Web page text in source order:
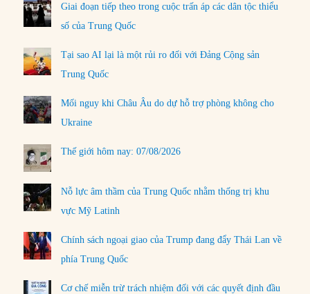
Giai đoạn tiếp theo trong cuộc trấn áp các dân tộc thiểu
số của Trung Quốc
Tại sao AI lại là một rủi ro đối với Đảng Cộng sản
Trung Quốc
Mối nguy khi Châu Âu do dự hỗ trợ phòng không cho
Ukraine
Thế giới hôm nay: 07/08/2026
Nỗ lực âm thầm của Trung Quốc nhằm thống trị khu
vực Mỹ Latinh
Chính sách ngoại giao của Trump đang đẩy Thái Lan về
phía Trung Quốc
Cơ chế miễn trừ trách nhiệm đối với các quyết định đầu